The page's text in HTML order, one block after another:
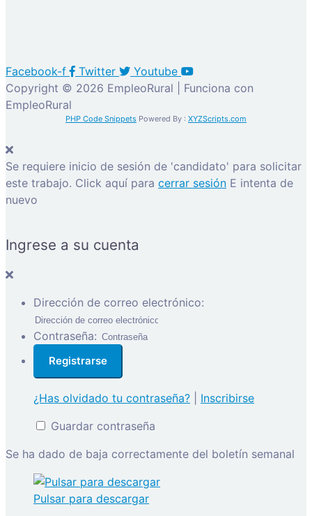
Facebook-f Twitter
Youtube
Copyright © 2026 EmpleoRural | Funciona con
EmpleoRural
PHP Code Snippets Powered By : XYZScripts.com
Se requiere inicio de sesión de 'candidato' para solicitar
este trabajo. Click aquí para cerrar sesión E intenta de
nuevo
Ingrese a su cuenta
Dirección de correo electrónico:
Contraseña:
¿Has olvidado tu contraseña?
Inscribirse
Guardar contraseña
Se ha dado de baja correctamente del boletín semanal
Pulsar para descargar